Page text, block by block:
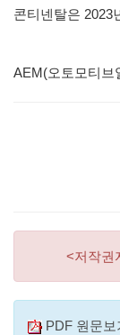
콘티넨탈은 2023
AEM(오토모티브
<저작권
PDF 원문보